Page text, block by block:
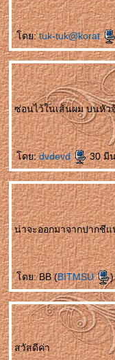
ดย:tuk-tuk@korat
ซ่อนไว้ในเส้นผม บนหัว
ดย:dvdevd 30 มี
น่าจะออกมาจากปากชีแ
ดย: BB (BITMSU
สวัสดีค่า